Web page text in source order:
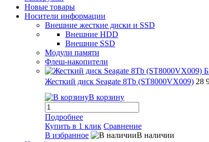
Новые товары
Носители информации
Внешние жесткие диски и SSD
Внешние HDD
Внешние SSD
Модули памяти
Флеш-накопители
Жесткий диск Seagate 8Tb (ST8000VX009) 28
В корзину
Подробнее
Купить в 1 клик Сравнение
В избранное
В наличии